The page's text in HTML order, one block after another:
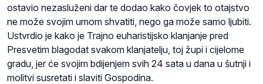
ostavio nezasluženi dar te dodao kako čovjek to otajstvo
ne može svojim umom shvatiti, nego ga može samo ljubiti.
Ustvrdio je kako je Trajno euharistijsko klanjanje pred
Presvetim blagodat svakom klanjatelju, toj župi i cijelome
gradu, jer će svojim bdijenjem svih 24 sata u dana u šutnji i
molitvi susretati i slaviti Gospodina.